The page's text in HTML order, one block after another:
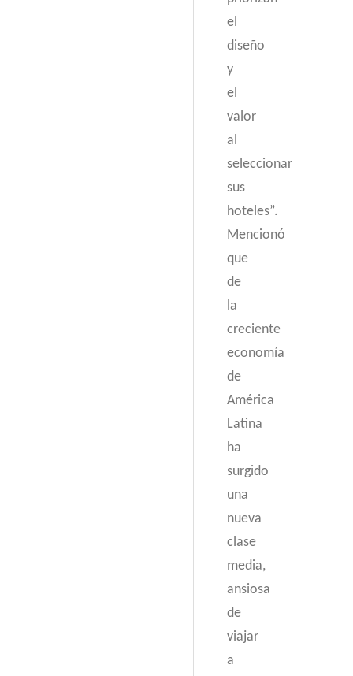
el
diseño
y
el
valor
al
seleccionar
sus
hoteles”.
Mencionó
que
de
la
creciente
economía
de
América
Latina
ha
surgido
una
nueva
clase
media,
ansiosa
de
viajar
a